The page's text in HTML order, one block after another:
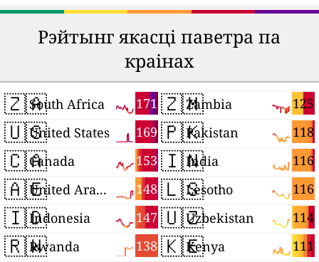
Рэйтынг якасці паветра па
краінах
🇿🇦 171
South Africa
🇺🇸 169
United States
🇨🇦 153
Canada
🇦🇪 148
United Arab Emirates
🇮🇩 147
Indonesia
🇷🇼 138
Rwanda
🇿🇲 125
Zambia
🇵🇰 118
Pakistan
🇮🇳 116
India
🇱🇸 116
Lesotho
🇺🇿 114
Uzbekistan
🇰🇪 111
Kenya